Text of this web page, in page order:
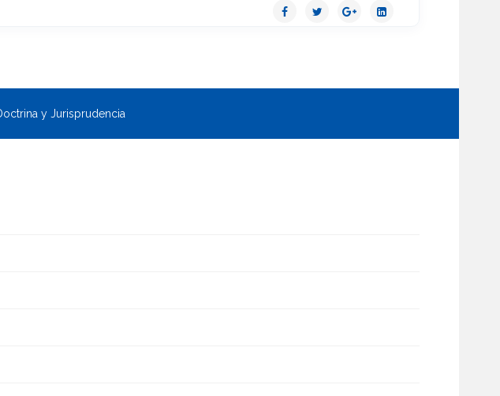
y Jurisprudencia